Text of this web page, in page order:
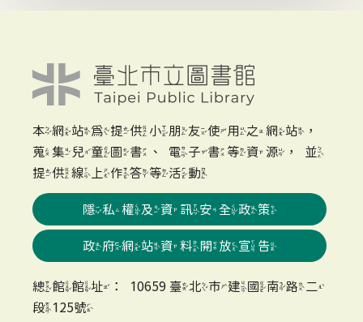
本網站為提供小朋友使用之網站，
蒐集兒童圖書、電子書等資源，並
提供線上作答等活動
隱私權及資訊安全政策
政府網站資料開放宣告
總館館址：10659 臺北市建國南路二
段125號